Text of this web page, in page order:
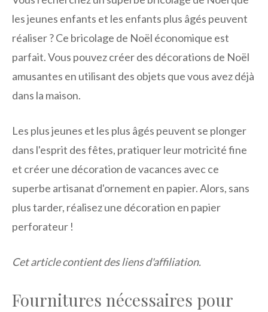
les jeunes enfants et les enfants plus âgés peuvent
réaliser ? Ce bricolage de Noël économique est
parfait. Vous pouvez créer des décorations de Noël
amusantes en utilisant des objets que vous avez déjà
dans la maison.
Les plus jeunes et les plus âgés peuvent se plonger
dans l'esprit des fêtes, pratiquer leur motricité fine
et créer une décoration de vacances avec ce
superbe artisanat d'ornement en papier. Alors, sans
plus tarder, réalisez une décoration en papier
perforateur !
Cet article contient des liens d'affiliation.
Fournitures nécessaires pour